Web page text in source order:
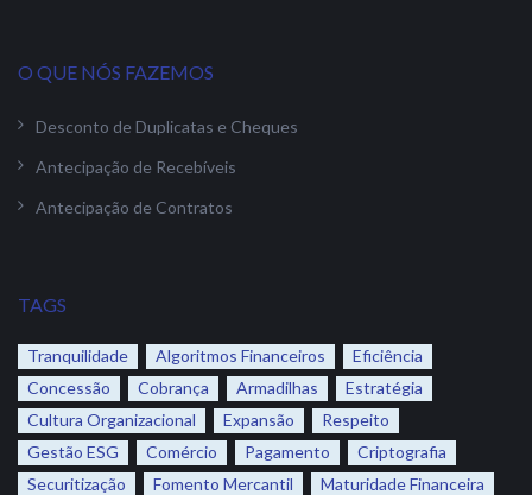
O QUE NÓS FAZEMOS
Desconto de Duplicatas e Cheques
Antecipação de Recebíveis
Antecipação de Contratos
TAGS
Tranquilidade Algoritmos Financeiros
Eficiência
Concessão
Cobrança Armadilhas
Estratégia
Cultura Organizacional
Expansão
Respeito
Gestão ESG
Comércio Pagamento
Criptografia
Securitização
Fomento Mercantil
Maturidade Financeira